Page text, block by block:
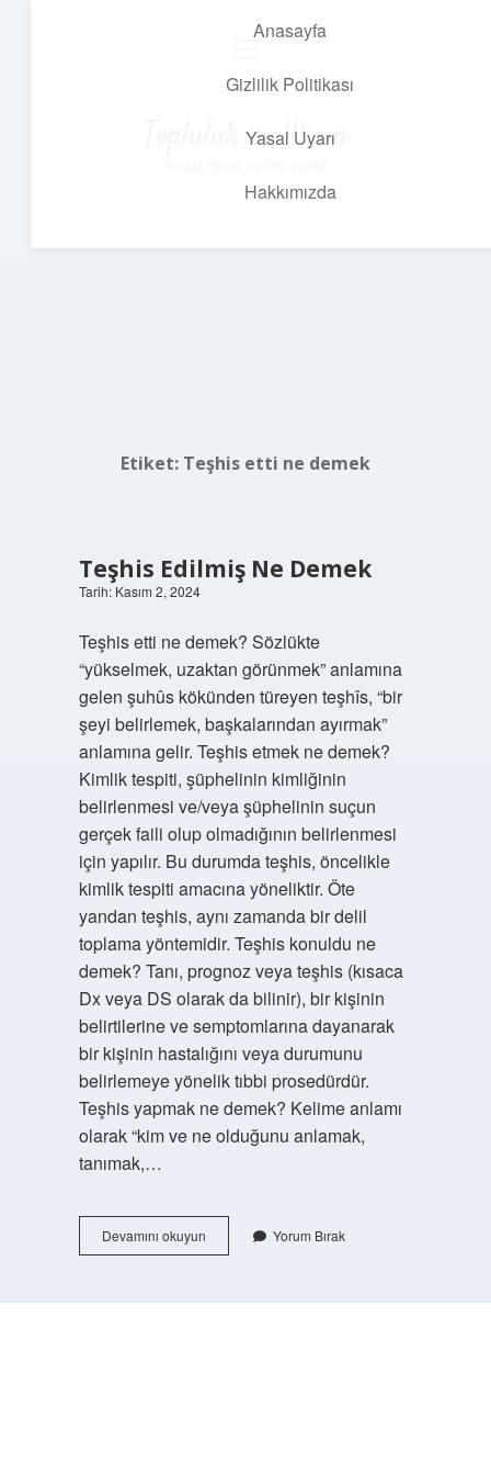
Anasayfa
Gizlilik Politikası
Yasal Uyarı
Hakkımızda
Topluluk ve İlham
Etiket: Teşhis etti ne demek
Teşhis Edilmiş Ne Demek
Tarih: Kasım 2, 2024
Teşhis etti ne demek? Sözlükte
“yükselmek, uzaktan görünmek” anlamına
gelen şuhûs kökünden türeyen teşhîs, “bir
şeyi belirlemek, başkalarından ayırmak”
anlamına gelir. Teşhis etmek ne demek?
Kimlik tespiti, şüphelinin kimliğinin
belirlenmesi ve/veya şüphelinin suçun
gerçek faili olup olmadığının belirlenmesi
için yapılır. Bu durumda teşhis, öncelikle
kimlik tespiti amacına yöneliktir. Öte
yandan teşhis, aynı zamanda bir delil
toplama yöntemidir. Teşhis konuldu ne
demek? Tanı, prognoz veya teşhis (kısaca
Dx veya DS olarak da bilinir), bir kişinin
belirtilerine ve semptomlarına dayanarak
bir kişinin hastalığını veya durumunu
belirlemeye yönelik tıbbi prosedürdür.
Teşhis yapmak ne demek? Kelime anlamı
olarak “kim ve ne olduğunu anlamak,
tanımak,…
Devamını okuyunTeşhis
Edilmiş
Yorum Bırak